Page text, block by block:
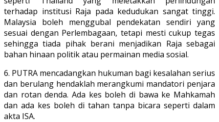
terhadap institusi Raja pada kedudukan sangat tinggi.
Malaysia boleh menggubal pendekatan sendiri yang
sesuai dengan Perlembagaan, tetapi mesti cukup tegas
sehingga tiada pihak berani menjadikan Raja sebagai
bahan hinaan politik atau permainan media sosial.
6. PUTRA mencadangkan hukuman bagi kesalahan serius
dan berulang hendaklah merangkumi mandatori penjara
dan rotan denda. Ada kes boleh di bawa ke Mahkamah
dan ada kes boleh di tahan tanpa bicara seperti dalam
akta ISA.